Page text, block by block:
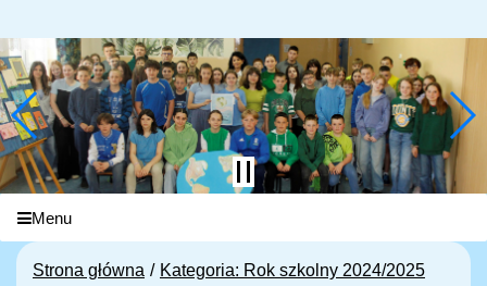
Menu
Strona główna
Kategoria: Rok szkolny 2024/2025